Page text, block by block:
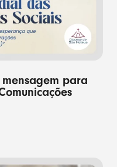
mensagem para